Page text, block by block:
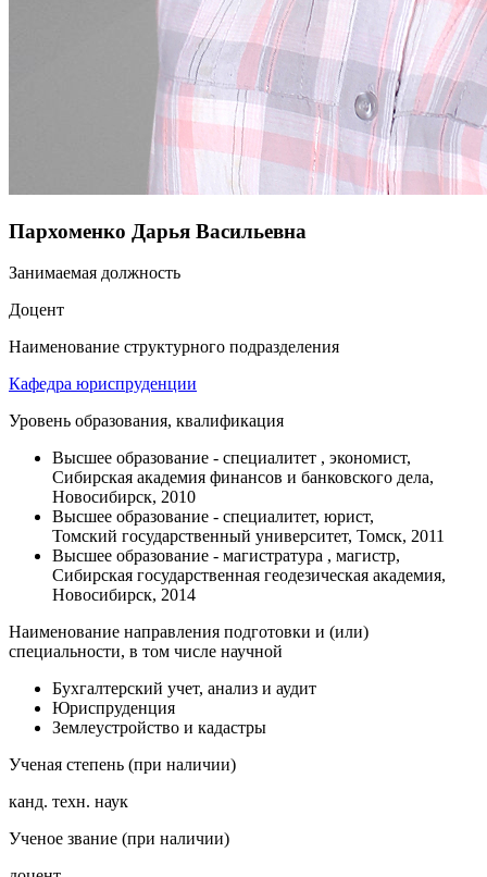
Пархоменко Дарья Васильевна
Занимаемая должность
Доцент
Наименование структурного подразделения
Кафедра юриспруденции
Уровень образования, квалификация
Высшее образование - специалитет , экономист,
Сибирская академия финансов и банковского дела,
Новосибирск, 2010
Высшее образование - специалитет, юрист,
Томский государственный университет, Томск, 2011
Высшее образование - магистратура , магистр,
Сибирская государственная геодезическая академия,
Новосибирск, 2014
Наименование направления подготовки и (или)
специальности, в том числе научной
Бухгалтерский учет, анализ и аудит
Юриспруденция
Землеустройство и кадастры
Ученая степень (при наличии)
канд. техн. наук
Ученое звание (при наличии)